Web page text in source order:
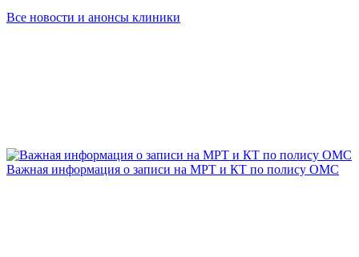
Все новости и анонсы клиники
Важная информация о записи на МРТ и КТ по полису ОМС